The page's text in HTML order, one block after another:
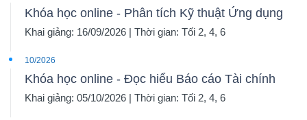
Khóa học online - Phân tích Kỹ thuật Ứng dụng
Khai giảng: 16/09/2026 | Thời gian: Tối 2, 4, 6
10/2026
Khóa học online - Đọc hiểu Báo cáo Tài chính
Khai giảng: 05/10/2026 | Thời gian: Tối 2, 4, 6